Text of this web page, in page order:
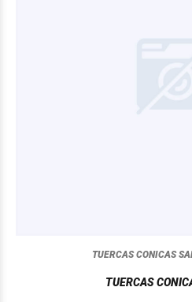
TUERCAS CONICAS
TUERCAS